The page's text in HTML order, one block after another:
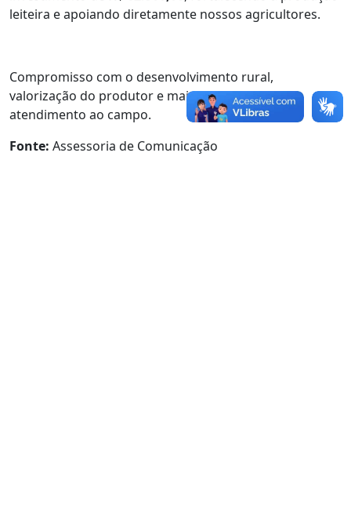
leiteira e apoiando diretamente nossos agricultores.
Compromisso com o desenvolvimento rural,
valorização do produtor e mais qualidade no
atendimento ao campo.
Fonte: Assessoria de Comunicação